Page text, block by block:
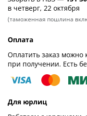
в четверг, 22 октября
(таможенная пошлина
Оплата
Оплатить заказ
при получении. Есть
Для юрлиц